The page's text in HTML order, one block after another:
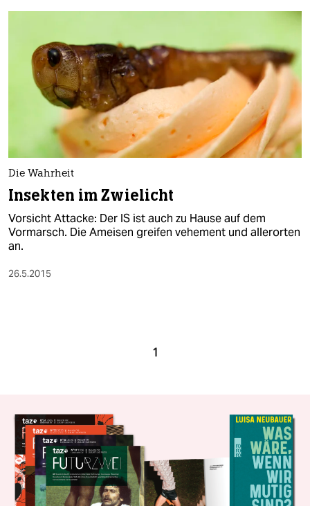
Die Wahrheit
Insekten im Zwielicht
Vorsicht Attacke: Der IS ist auch zu Hause auf dem
Vormarsch. Die Ameisen greifen vehement und allerorten
an.
26.5.2015
1